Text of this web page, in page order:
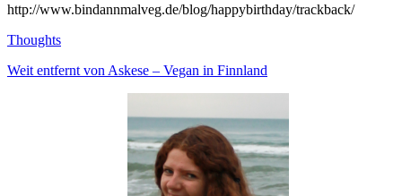
http://www.bindannmalveg.de/blog/happybirthday/trackback/
Thoughts
Weit entfernt von Askese – Vegan in Finnland